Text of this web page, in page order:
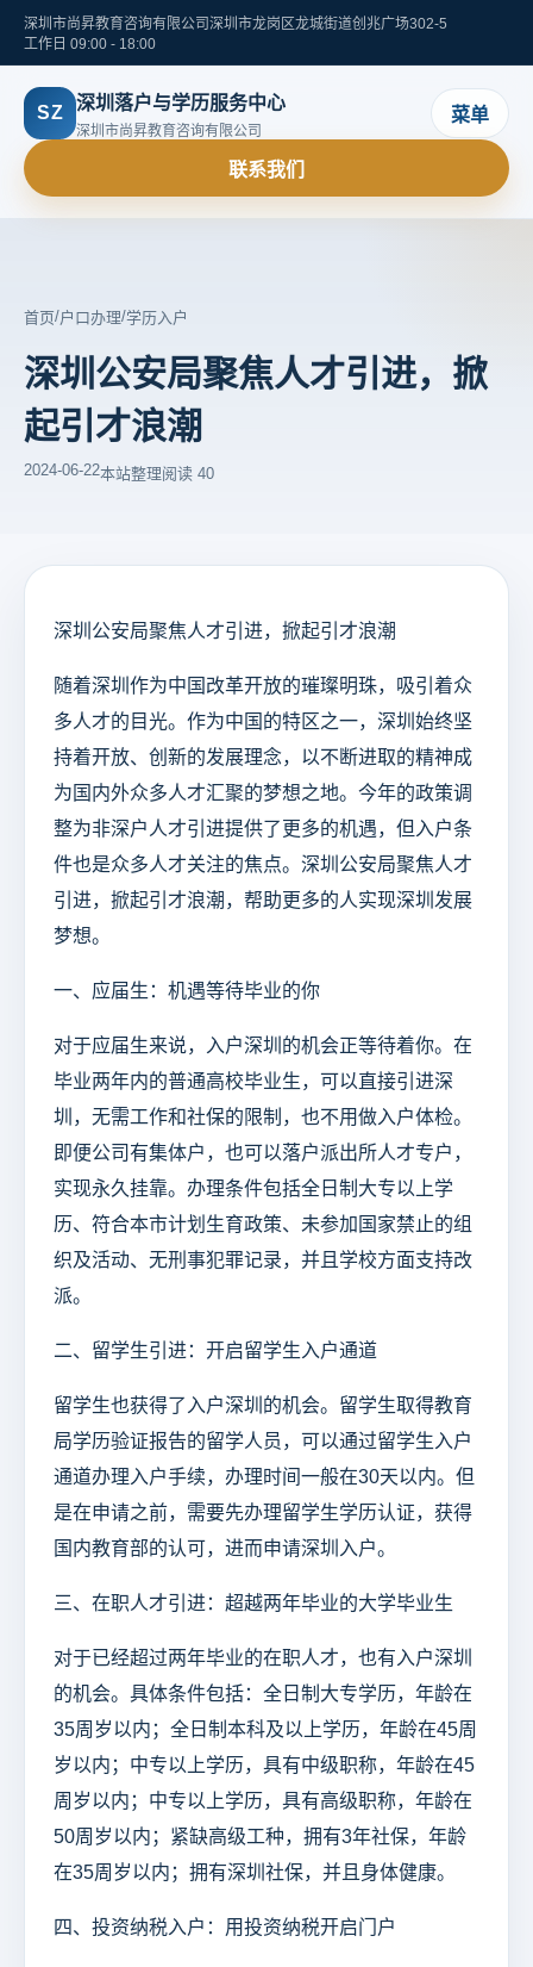
深圳市尚昇教育咨询有限公司 深圳市龙岗区龙城街道创兆广场302-5
工作日 09:00 - 18:00
SZ 深圳落户与学历服务中心
深圳市尚昇教育咨询有限公司
菜单
联系我们
首页/户口办理/学历入户
深圳公安局聚焦人才引进，掀
起引才浪潮
2024-06-22本站整理阅读 40
深圳公安局聚焦人才引进，掀起引才浪潮
随着深圳作为中国改革开放的璀璨明珠，吸引着众
多人才的目光。作为中国的特区之一，深圳始终坚
持着开放、创新的发展理念，以不断进取的精神成
为国内外众多人才汇聚的梦想之地。今年的政策调
整为非深户人才引进提供了更多的机遇，但入户条
件也是众多人才关注的焦点。深圳公安局聚焦人才
引进，掀起引才浪潮，帮助更多的人实现深圳发展
梦想。
一、应届生：机遇等待毕业的你
对于应届生来说，入户深圳的机会正等待着你。在
毕业两年内的普通高校毕业生，可以直接引进深
圳，无需工作和社保的限制，也不用做入户体检。
即便公司有集体户，也可以落户派出所人才专户，
实现永久挂靠。办理条件包括全日制大专以上学
历、符合本市计划生育政策、未参加国家禁止的组
织及活动、无刑事犯罪记录，并且学校方面支持改
派。
二、留学生引进：开启留学生入户通道
留学生也获得了入户深圳的机会。留学生取得教育
局学历验证报告的留学人员，可以通过留学生入户
通道办理入户手续，办理时间一般在30天以内。但
是在申请之前，需要先办理留学生学历认证，获得
国内教育部的认可，进而申请深圳入户。
三、在职人才引进：超越两年毕业的大学毕业生
对于已经超过两年毕业的在职人才，也有入户深圳
的机会。具体条件包括：全日制大专学历，年龄在
35周岁以内；全日制本科及以上学历，年龄在45周
岁以内；中专以上学历，具有中级职称，年龄在45
周岁以内；中专以上学历，具有高级职称，年龄在
50周岁以内；紧缺高级工种，拥有3年社保，年龄
在35周岁以内；拥有深圳社保，并且身体健康。
四、投资纳税入户：用投资纳税开启门户